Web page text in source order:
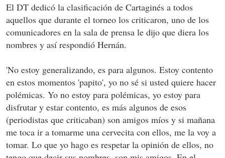
El DT dedicó la clasificación de Cartaginés a todos
aquellos que durante el torneo los criticaron, uno de los
comunicadores en la sala de prensa le dijo que diera los
nombres y así respondió Hernán.
'No estoy generalizando, es para algunos. Estoy contento
en estos momentos 'papito', yo no sé si usted quiere hacer
polémicas. Yo no estoy para polémicas, yo estoy para
disfrutar y estar contento, es más algunos de esos
(periodistas que criticaban) son amigos míos y si mañana
me toca ir a tomarme una cervecita con ellos, me la voy a
tomar. Lo que yo hago es respetar la opinión de ellos, no